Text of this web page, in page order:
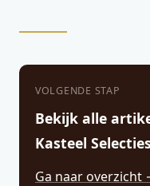
VOLGENDE STAP
Bekijk alle
Kasteel
Ga naar overzicht